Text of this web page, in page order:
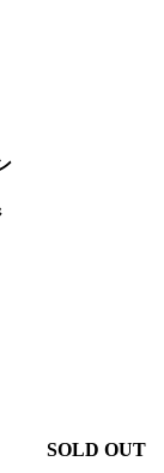
SOLD OUT